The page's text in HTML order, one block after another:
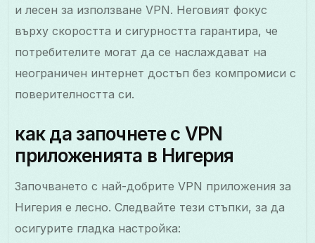
и лесен за използване VPN. Неговият фокус
върху скоростта и сигурността гарантира, че
потребителите могат да се наслаждават на
неограничен интернет достъп без компромиси с
поверителността си.
как да започнете с VPN
приложенията в Нигерия
Започването с най-добрите VPN приложения за
Нигерия е лесно. Следвайте тези стъпки, за да
осигурите гладка настройка: